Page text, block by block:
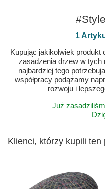
1
Kupując jakikolwiek
zasadzenia drzew w tych
najbardziej tego
współpracy podążamy
rozwoju i
Już
Klienci, którzy kupili ten